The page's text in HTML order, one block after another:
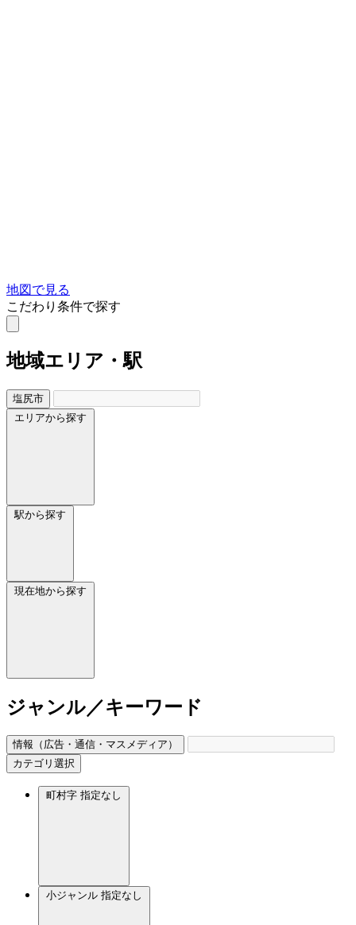
地図で見る
こだわり条件で探す
地域エリア・駅
塩尻市
エリアから探す
駅から探す
現在地から探す
ジャンル／キーワード
情報（広告・通信・マスメディア）
カテゴリ選択
町村字 指定なし
小ジャンル 指定なし